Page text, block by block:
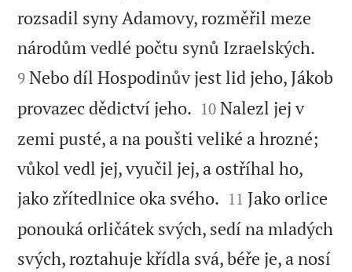
rozsadil syny Adamovy, rozměřil meze
národům vedlé počtu synů Izraelských.
9 Nebo díl Hospodinův jest lid jeho, Jákob
provazec dědictví jeho. 

10 Nalezl jej v
zemi pusté, a na poušti veliké a hrozné;
vůkol vedl jej, vyučil jej, a ostříhal ho,
jako zřítedlnice oka svého. 

11 Jako orlice
ponouká orličátek svých, sedí na mladých
svých, roztahuje křídla svá, béře je, a nosí